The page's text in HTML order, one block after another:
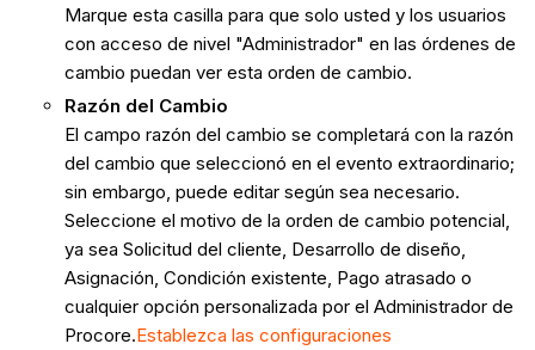
Marque esta casilla para que solo usted y los usuarios
con acceso de nivel "Administrador" en las órdenes de
cambio puedan ver esta orden de cambio.
Razón del Cambio
El campo razón del cambio se completará con la razón
del cambio que seleccionó en el evento extraordinario;
sin embargo, puede editar según sea necesario.
Seleccione el motivo de la orden de cambio potencial,
ya sea Solicitud del cliente, Desarrollo de diseño,
Asignación, Condición existente, Pago atrasado o
cualquier opción personalizada por el Administrador de
Procore.Establezca las configuraciones